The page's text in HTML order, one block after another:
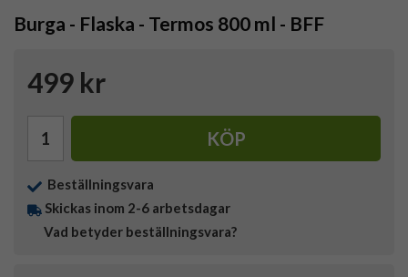
Burga - Flaska - Termos 800 ml - BFF
499 kr
KÖP
Beställningsvara
Skickas inom 2-6 arbetsdagar
Vad betyder beställningsvara?